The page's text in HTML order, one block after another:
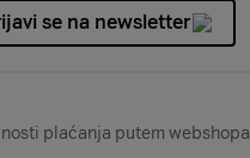
se na newsletter
plaćanja putem webshopa